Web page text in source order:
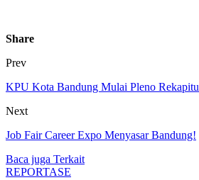
Share
Prev
KPU Kota Bandung Mulai Pleno
Next
Job Fair Career Expo Menyasar Bandung!
Baca juga Terkait
REPORTASE